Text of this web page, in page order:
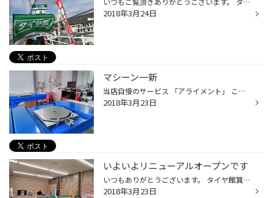
2018年3月24日
マシーン一新
当店自慢のサービス 「アライメント」 この度自慢のサービスを更にパワーアップさせるマシーンを一新しました。 ピカピカのアライメントリフトと測定器が当店のスタッフモチベーションが自然と上がります。 ぜひ、ご利用下さい。 井口
2018年3月23日
いよいよリニューアルオープンです
いつもありがとうございます。 タイヤ館箕輪のリニューアルオープンが迫ってまいりました。 店内もガラッと変わり落ち着いてお話ができる空間に。 待ち時間が更に快適に。 新しいアライメントテスターも入ってスタッフのテンションもアゲアゲに。 ぜひご来店下さい！！！
2018年3月23日